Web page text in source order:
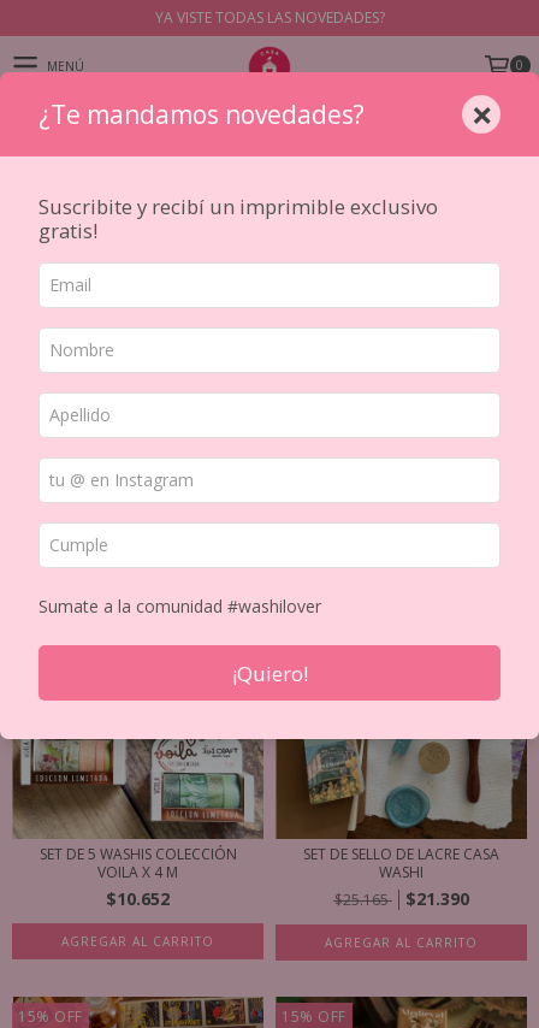
YA VISTE TODAS LAS NOVEDADES?
MENÚ 0
PRODUCTOS
SALE
Ultimas unidades, ofertas, outlet y productos discontinuos. Aca vas a
Inicio / SALE
Ordenar por
SET DE 5 WASHIS COLECCIÓN
VOILA X 4 M
$10.652
AGREGAR AL CARRITO
15%OFF
SET DE SELLO DE LACRE CASA
WASHI
$25.165
$21.390
AGREGAR AL CARRITO
15% OFF 15% OFF
¿Te mandamos novedades? ×
Suscribite y recibí un imprimible exclusivo
gratis!
Sumate a la comunidad #washilover
¡Quiero!